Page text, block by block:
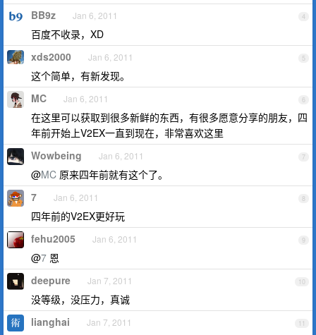
4
BB9z Jan 6, 2011
百度不收录，XD
5
xds2000 Jan 6, 2011
这个简单，有新发现。
6
MC Jan 6, 2011
在这里可以获取到很多新鲜的东西，有很多愿意分享的朋友，四
年前开始上V2EX一直到现在，非常喜欢这里
7
Wowbeing Jan 6, 2011
@MC 原来四年前就有这个了。
8
7 Jan 6, 2011
四年前的V2EX更好玩
9
fehu2005 Jan 6, 2011
@7 恩
10
deepure Jan 7, 2011
没等级，没压力，真诚
11
lianghai Jan 7, 2011